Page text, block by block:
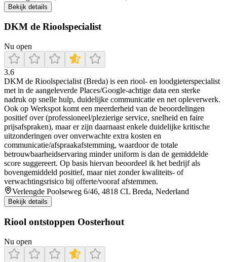
Bekijk details
DKM de Rioolspecialist
Nu open
3.6
DKM de Rioolspecialist (Breda) is een riool- en loodgieterspecialist
met in de aangeleverde Places/Google-achtige data een sterke
nadruk op snelle hulp, duidelijke communicatie en net opleverwerk.
Ook op Werkspot komt een meerderheid van de beoordelingen
positief over (professioneel/plezierige service, snelheid en faire
prijsafspraken), maar er zijn daarnaast enkele duidelijke kritische
uitzonderingen over onverwachte extra kosten en
communicatie/afspraakafstemming, waardoor de totale
betrouwbaarheidservaring minder uniform is dan de gemiddelde
score suggereert. Op basis hiervan beoordeel ik het bedrijf als
bovengemiddeld positief, maar niet zonder kwaliteits- of
verwachtingsrisico bij offerte/vooraf afstemmen.
Verlengde Poolseweg 6/46, 4818 CL Breda, Nederland
Bekijk details
Riool ontstoppen Oosterhout
Nu open